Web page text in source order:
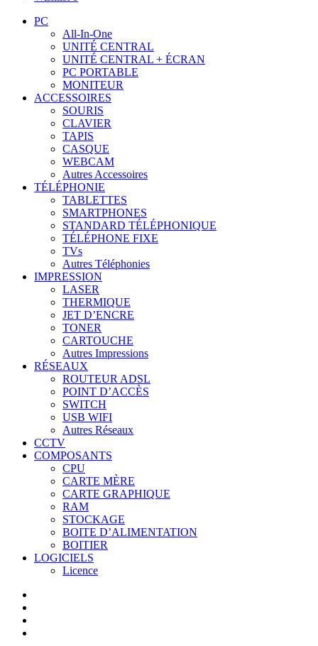
PC
All-In-One
UNITÉ CENTRAL
UNITÉ CENTRAL + ÉCRAN
PC PORTABLE
MONITEUR
ACCESSOIRES
SOURIS
CLAVIER
TAPIS
CASQUE
WEBCAM
Autres Accessoires
TÉLÉPHONIE
TABLETTES
SMARTPHONES
STANDARD TÉLÉPHONIQUE
TÉLÉPHONE FIXE
TVs
Autres Téléphonies
IMPRESSION
LASER
THERMIQUE
JET D’ENCRE
TONER
CARTOUCHE
Autres Impressions
RÉSEAUX
ROUTEUR ADSL
POINT D’ACCÈS
SWITCH
USB WIFI
Autres Réseaux
CCTV
COMPOSANTS
CPU
CARTE MÈRE
CARTE GRAPHIQUE
RAM
STOCKAGE
BOITE D’ALIMENTATION
BOITIER
LOGICIELS
Licence